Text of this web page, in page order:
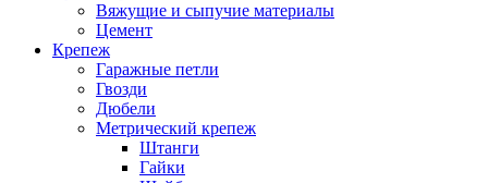
Вяжущие и сыпучие материалы
Цемент
Крепеж
Гаражные петли
Гвозди
Дюбели
Метрический крепеж
Штанги
Гайки